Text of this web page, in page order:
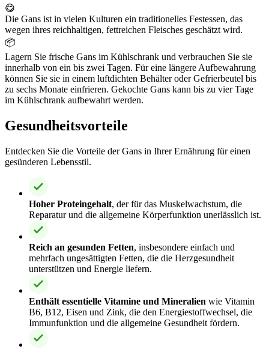
😋
Die Gans ist in vielen Kulturen ein traditionelles Festessen, das
wegen ihres reichhaltigen, fettreichen Fleisches geschätzt wird.
📦
Lagern Sie frische Gans im Kühlschrank und verbrauchen Sie sie
innerhalb von ein bis zwei Tagen. Für eine längere Aufbewahrung
können Sie sie in einem luftdichten Behälter oder Gefrierbeutel bis
zu sechs Monate einfrieren. Gekochte Gans kann bis zu vier Tage
im Kühlschrank aufbewahrt werden.
Gesundheitsvorteile
Entdecken Sie die Vorteile der Gans in Ihrer Ernährung für einen
gesünderen Lebensstil.
Hoher Proteingehalt, der für das Muskelwachstum, die
Reparatur und die allgemeine Körperfunktion unerlässlich ist.
Reich an gesunden Fetten, insbesondere einfach und
mehrfach ungesättigten Fetten, die die Herzgesundheit
unterstützen und Energie liefern.
Enthält essentielle Vitamine und Mineralien wie Vitamin
B6, B12, Eisen und Zink, die den Energiestoffwechsel, die
Immunfunktion und die allgemeine Gesundheit fördern.